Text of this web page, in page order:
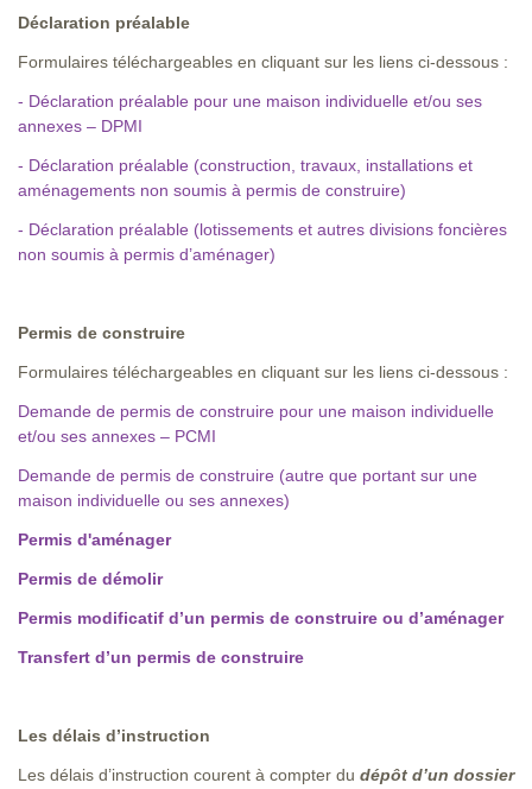
Déclaration préalable
Formulaires téléchargeables en cliquant sur les liens ci-dessous :
- Déclaration préalable pour une maison individuelle et/ou ses
annexes – DPMI
- Déclaration préalable (construction, travaux, installations et
aménagements non soumis à permis de construire)
- Déclaration préalable (lotissements et autres divisions foncières
non soumis à permis d’aménager)
Permis de construire
Formulaires téléchargeables en cliquant sur les liens ci-dessous :
Demande de permis de construire pour une maison individuelle
et/ou ses annexes – PCMI
Demande de permis de construire (autre que portant sur une
maison individuelle ou ses annexes)
Permis d'aménager
Permis de démolir
Permis modificatif d’un permis de construire ou d’aménager
Transfert d’un permis de construire
Les délais d’instruction
Les délais d’instruction courent à compter du dépôt d’un dossier